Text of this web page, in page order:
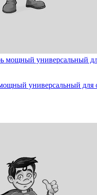
универсальный для